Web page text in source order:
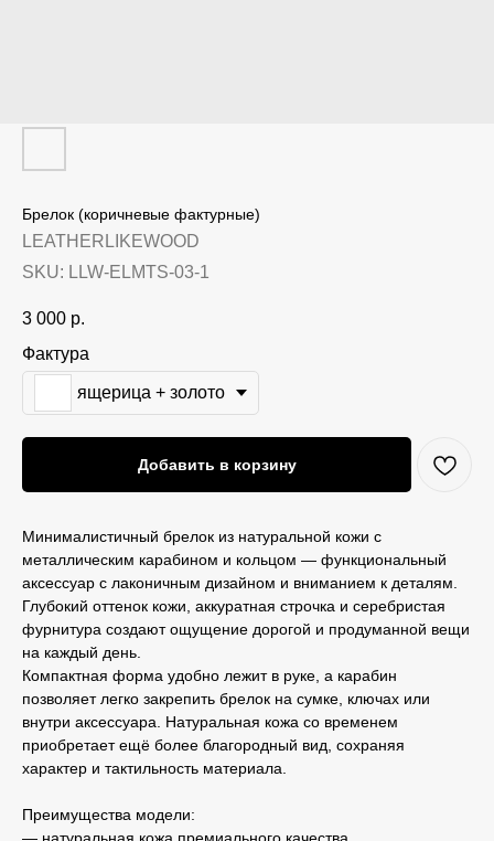
Брелок (коричневые фактурные)
LEATHERLIKEWOOD
SKU: LLW-ELMTS-03-1
3 000 р.
Фактура
ящерица + золото
Добавить в корзину
Минималистичный брелок из натуральной кожи с
металлическим карабином и кольцом — функциональный
аксессуар с лаконичным дизайном и вниманием к деталям.
Глубокий оттенок кожи, аккуратная строчка и серебристая
фурнитура создают ощущение дорогой и продуманной вещи
на каждый день.
Компактная форма удобно лежит в руке, а карабин
позволяет легко закрепить брелок на сумке, ключах или
внутри аксессуара. Натуральная кожа со временем
приобретает ещё более благородный вид, сохраняя
характер и тактильность материала.
Преимущества модели: